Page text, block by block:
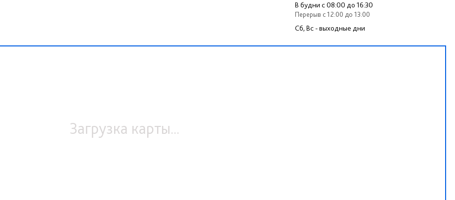
В будни c 08:00 до 16:30
Перерыв c 12:00 до 13:00
Сб, Вс - выходные дни
Загрузка карты...